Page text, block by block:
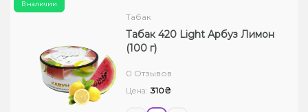
В наличии
Табак
Табак 420 Light Арбуз Лимон
(100 г)
0 Отзывов
Цена: 310₴